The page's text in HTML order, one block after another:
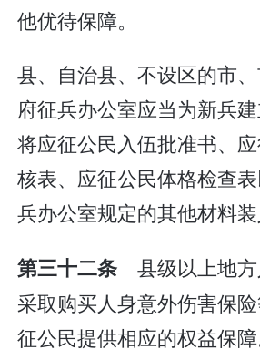
他优待保障。
县、自治县、不设区的市
府征兵办公室应当为新兵
将应征公民入伍批准书、
核表、应征公民体格检查
兵办公室规定的其他材料装
第三十二条 县级以上地
采取购买人身意外伤害保
征公民提供相应的权益保障